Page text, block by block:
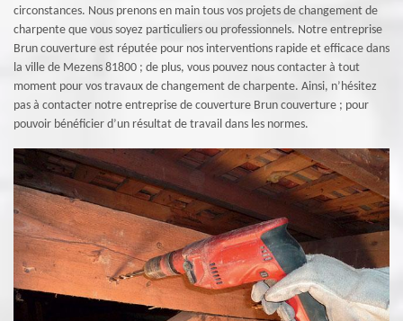
circonstances. Nous prenons en main tous vos projets de changement de
charpente que vous soyez particuliers ou professionnels. Notre entreprise
Brun couverture est réputée pour nos interventions rapide et efficace dans
la ville de Mezens 81800 ; de plus, vous pouvez nous contacter à tout
moment pour vos travaux de changement de charpente. Ainsi, n’hésitez
pas à contacter notre entreprise de couverture Brun couverture ; pour
pouvoir bénéficier d’un résultat de travail dans les normes.